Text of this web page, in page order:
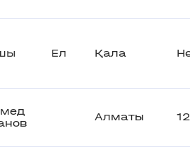
Ел Қала
Алматы